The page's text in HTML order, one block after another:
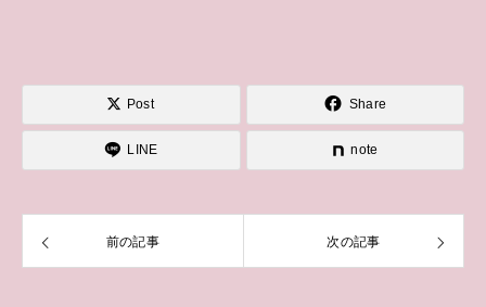
Post Share
LINE note
前の記事 次の記事